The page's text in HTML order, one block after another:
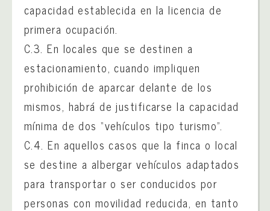
capacidad establecida en la licencia de
primera ocupación.
C.3. En locales que se destinen a
estacionamiento, cuando impliquen
prohibición de aparcar delante de los
mismos, habrá de justificarse la capacidad
mínima de dos “vehículos tipo turismo”.
C.4. En aquellos casos que la finca o local
se destine a albergar vehículos adaptados
para transportar o ser conducidos por
personas con movilidad reducida, en tanto